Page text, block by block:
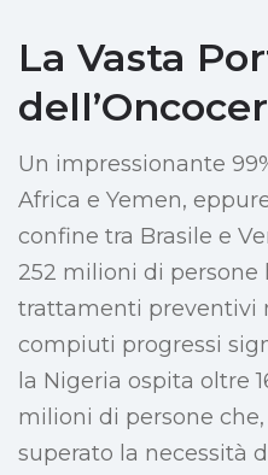
La Vasta
Un impressionante
Africa e Yemen, eppure
confine tra Brasile e
252 milioni di
trattamenti preventivi
compiuti progressi
la Nigeria ospita oltre
milioni di persone
superato la necessità